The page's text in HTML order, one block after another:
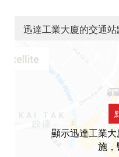
迅達工業大廈的交通站
顯示迅達工業
施，